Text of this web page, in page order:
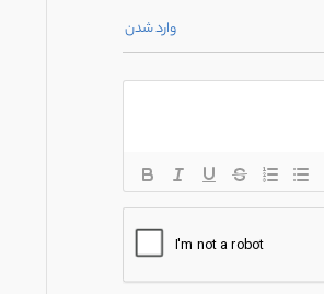
وارد شدن